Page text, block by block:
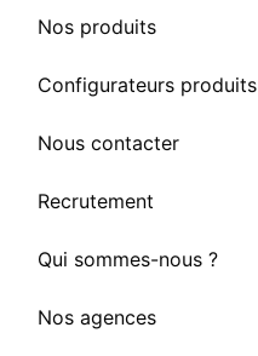
Nos produits
Configurateurs produits
Nous contacter
Recrutement
Qui sommes-nous ?
Nos agences